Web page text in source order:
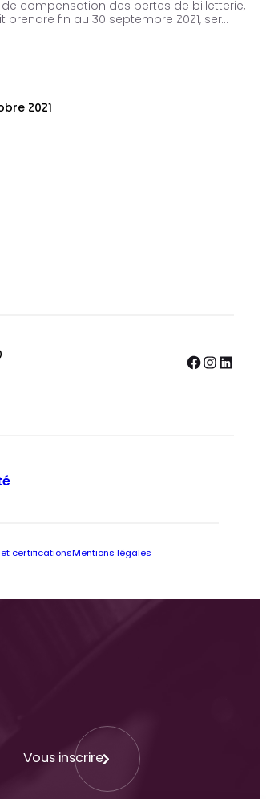
de compensation des pertes de billetterie,
prendre fin au 30 septembre 2021, ser…
2021
Facebook InstagramLinkedIn
et certifications Mentions légales
Vous inscrire